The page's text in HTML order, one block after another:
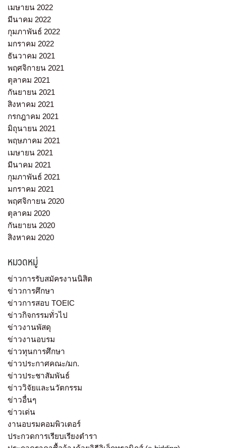
เมษายน 2022
มีนาคม 2022
กุมภาพันธ์ 2022
มกราคม 2022
ธันวาคม 2021
พฤศจิกายน 2021
ตุลาคม 2021
กันยายน 2021
สิงหาคม 2021
กรกฎาคม 2021
มิถุนายน 2021
พฤษภาคม 2021
เมษายน 2021
มีนาคม 2021
กุมภาพันธ์ 2021
มกราคม 2021
พฤศจิกายน 2020
ตุลาคม 2020
กันยายน 2020
สิงหาคม 2020
หมวดหมู่
ข่าวการรับสมัครงานนิสิต
ข่าวการศึกษา
ข่าวการสอบ TOEIC
ข่าวกิจกรรมทั่วไป
ข่าวงานพัสดุ
ข่าวงานอบรม
ข่าวทุนการศึกษา
ข่าวประกาศคณะ/มก.
ข่าวประชาสัมพันธ์
ข่าววิจัยและนวัตกรรม
ข่าวอื่นๆ
ข่าวเด่น
งานอบรมคอมพิวเตอร์
ประกวดการเรียบเรียงตำรา